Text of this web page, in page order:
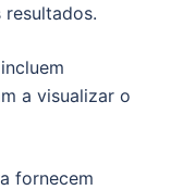
a visualizar o
fornecem